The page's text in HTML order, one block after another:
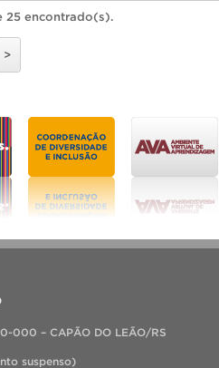
25 encontrado(s).
>
000 – CAPÃO DO LEÃO/RS
suspenso)